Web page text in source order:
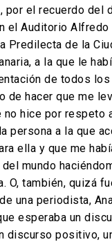
por el recuerdo del
el Auditorio Alfredo
Predilecta de la
a la que le
de todos
de hacer que me
no hice por respeto
persona a la que
ella y que me
mundo
O, también, quizá
una periodista,
esperaba un
discurso positivo,